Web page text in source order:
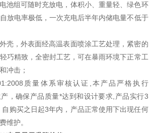
组可随时充放电，体积小、重量轻、绿色环
放电率极低，一次充电后半年内储电量不低于
，外表面经高温表面喷涂工艺处理，紧密的
巧精致，全密封工艺，可在暴雨环境下正常工
冲击；
质量体系审核认证,本产品严格执行
，确保产品质量*达到和设计要求,产品实行3
购买之日起3年内，产品正常使用下出现任何
维护。